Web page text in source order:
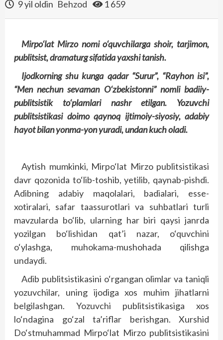
9 yil oldin Behzod 1 659
Mirpo‘lat Mirzo nomi o‘quvchilarga shoir, tarjimon,
publitsist, dramaturg sifatida yaxshi tanish.
Ijodkorning shu kunga qadar “Surur”, “Rayhon isi”,
“Men nechun sevaman O‘zbekistonni” nomli badiiy-
publitsistik to‘plamlari nashr etilgan. Yozuvchi
publitsistikasi doimo qaynoq ijtimoiy-siyosiy, adabiy
hayot bilan yonma-yon yuradi, undan kuch oladi.
Aytish mumkinki, Mirpo‘lat Mirzo publitsistikasi
davr qozonida to‘lib-toshib, yetilib, qaynab-pishdi.
Adibning adabiy maqolalari, badialari, esse-
xotiralari, safar taassurotlari va suhbatlari turli
mavzularda bo‘lib, ularning har biri qaysi janrda
yozilgan bo‘lishidan qat’i nazar, o‘quvchini
o‘ylashga, muhokama-mushohada qilishga
undaydi.
Adib publitsistikasini o‘rgangan olimlar va taniqli
yozuvchilar, uning ijodiga xos muhim jihatlarni
belgilashgan. Yozuvchi publitsistikasiga xos
lo‘ndagina go‘zal ta’riflar berishgan. Xurshid
Do‘stmuhammad Mirpo‘lat Mirzo publitsistikasini